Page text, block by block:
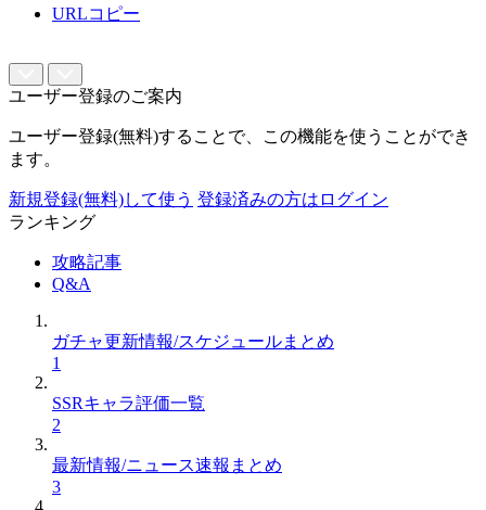
URLコピー
ユーザー登録のご案内
ユーザー登録(無料)することで、この機能を使うことができ
ます。
新規登録(無料)して使う 登録済みの方はログイン
ランキング
攻略記事
Q&A
ガチャ更新情報/スケジュールまとめ
1
SSRキャラ評価一覧
2
最新情報/ニュース速報まとめ
3